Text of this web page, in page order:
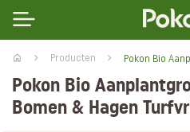
Producten
Pokon Bio
Bomen & Hagen